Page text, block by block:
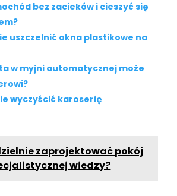
bez zacieków i cieszyć się
uszczelnić okna plastikowe na
w myjni automatycznej może
wyczyścić karoserię
zaprojektować pokój
wiedzy?